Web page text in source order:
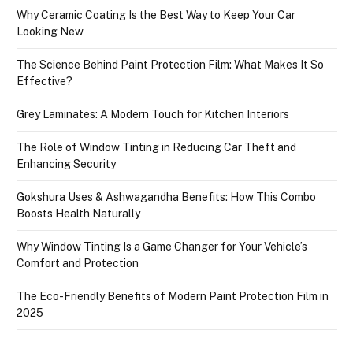
Why Ceramic Coating Is the Best Way to Keep Your Car
Looking New
The Science Behind Paint Protection Film: What Makes It So
Effective?
Grey Laminates: A Modern Touch for Kitchen Interiors
The Role of Window Tinting in Reducing Car Theft and
Enhancing Security
Gokshura Uses & Ashwagandha Benefits: How This Combo
Boosts Health Naturally
Why Window Tinting Is a Game Changer for Your Vehicle’s
Comfort and Protection
The Eco-Friendly Benefits of Modern Paint Protection Film in
2025